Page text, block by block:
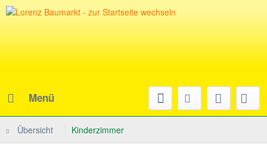
Menü
Übersicht Kinderzimmer